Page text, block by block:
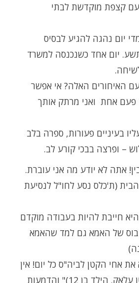
עם קצפת מוקדשת לבתי
יום נהגה להגיע לבסיס
יום אחד כשנכנסה למשרד
האיחורים האלה? אי אפשר
פעם אחת ואני מרתק אותך
בעיניים פעורות, ספרה בלב
– ופרצה בבכי קורע לב.
אתה לא יודע מה אני עוברת.
(ת'כלס נסע לחו"ל לנסיעת
חייבת להיות בעבודה מוקדם
של האמא גם למד שהאמא
את אחי הקטן לביה"ס כל יום! אין
מי שיביא אותו(קטן עלאק. הילד בן 12)" והדמעות